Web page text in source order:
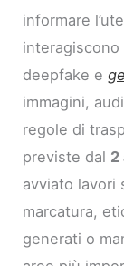
informare
deepfake e
immagini,
regole di
previste dal 2
avviato lavori
marcatura,
generati o